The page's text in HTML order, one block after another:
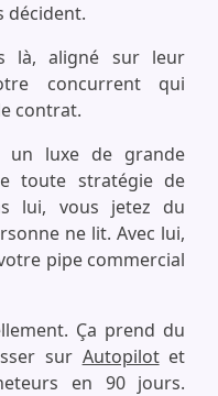
décident.
là, aligné sur leur
concurrent qui
contrat.
un luxe de grande
toute stratégie de
lui, vous jetez du
ne lit. Avec lui,
pipe commercial
Ça prend du
sur Autopilotet
en 90 jours.